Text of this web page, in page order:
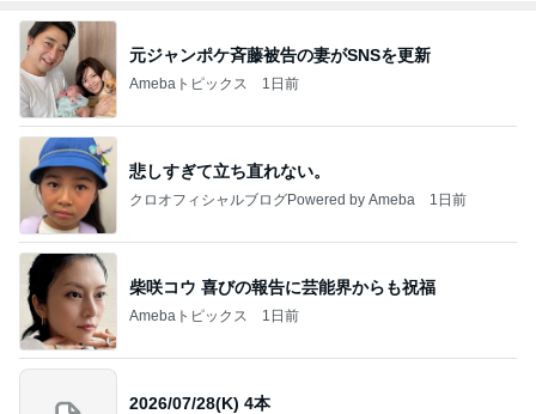
元ジャンポケ斉藤被告の妻がSNSを更新
Amebaトピックス 1日前
悲しすぎて立ち直れない。
クロオフィシャルブログPowered by Ameba 1日前
柴咲コウ 喜びの報告に芸能界からも祝福
Amebaトピックス 1日前
2026/07/28(K) 4本